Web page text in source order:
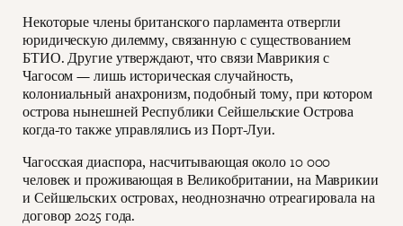
Некоторые члены британского парламента отвергли
юридическую дилемму, связанную с существованием
БТИО. Другие утверждают, что связи Маврикия с
Чагосом — лишь историческая случайность,
колониальный анахронизм, подобный тому, при котором
острова нынешней Республики Сейшельские Острова
когда-то также управлялись из Порт-Луи.
Чагосская диаспора, насчитывающая около 10 000
человек и проживающая в Великобритании, на Маврикии
и Сейшельских островах, неоднозначно отреагировала на
договор 2025 года.